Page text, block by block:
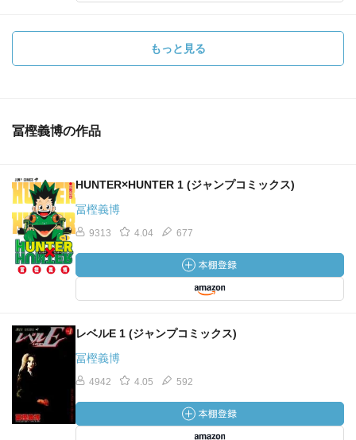
もっと見る
冨樫義博の作品
HUNTER×HUNTER 1 (ジャンプコミックス)
冨樫義博
9313 4.04 677
レベルE 1 (ジャンプコミックス)
冨樫義博
4942 4.05 592